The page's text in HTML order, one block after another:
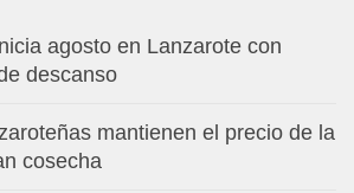
agosto en Lanzarote con
descanso
mantienen el precio de la
cosecha